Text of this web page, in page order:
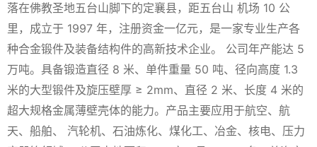
落在佛教圣地五台山脚下的定襄县，距五台山 机场 10 公
里，成立于 1997 年，注册资金一亿元，是一家专业生产各
种合金锻件及装备结构件的高新技术企业。 公司年产能达 5
万吨。具备锻造直径 8 米、单件重量 50 吨、径向高度 1.3
米的大型锻件及旋压壁厚 ≥ 2mm、直径 2 米、长度 4 米的
超大规格金属薄壁壳体的能力。产品主要应用于航空、航
天、船舶、 汽轮机、石油炼化、煤化工、冶金、核电、压力